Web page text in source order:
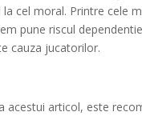
la cel moral. Printre cele
pune riscul
cauza jucatorilor.
acestui articol, este